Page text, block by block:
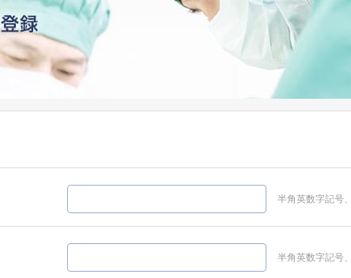
半角英数字記号
半角英数字記号